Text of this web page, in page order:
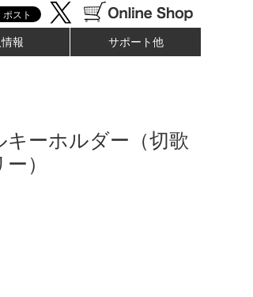
報 サポート他
ーホルダー（切歌
）